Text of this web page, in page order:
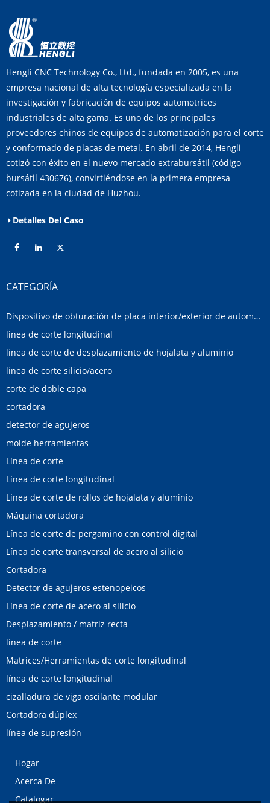
Hengli CNC Technology Co., Ltd., fundada en 2005, es una
empresa nacional de alta tecnología especializada en la
investigación y fabricación de equipos automotrices
industriales de alta gama. Es uno de los principales
proveedores chinos de equipos de automatización para el corte
y conformado de placas de metal. En abril de 2014, Hengli
cotizó con éxito en el nuevo mercado extrabursátil (código
bursátil 430676), convirtiéndose en la primera empresa
cotizada en la ciudad de Huzhou.
Detalles Del Caso
CATEGORÍA
Dispositivo de obturación de placa interior/exterior de automóvil
linea de corte longitudinal
linea de corte de desplazamiento de hojalata y aluminio
linea de corte silicio/acero
corte de doble capa
cortadora
detector de agujeros
molde herramientas
Línea de corte
Línea de corte longitudinal
Línea de corte de rollos de hojalata y aluminio
Máquina cortadora
Línea de corte de pergamino con control digital
Línea de corte transversal de acero al silicio
Cortadora
Detector de agujeros estenopeicos
Línea de corte de acero al silicio
Desplazamiento / matriz recta
línea de corte
Matrices/Herramientas de corte longitudinal
línea de corte longitudinal
cizalladura de viga oscilante modular
Cortadora dúplex
línea de supresión
Hogar
Acerca De
Catalogar